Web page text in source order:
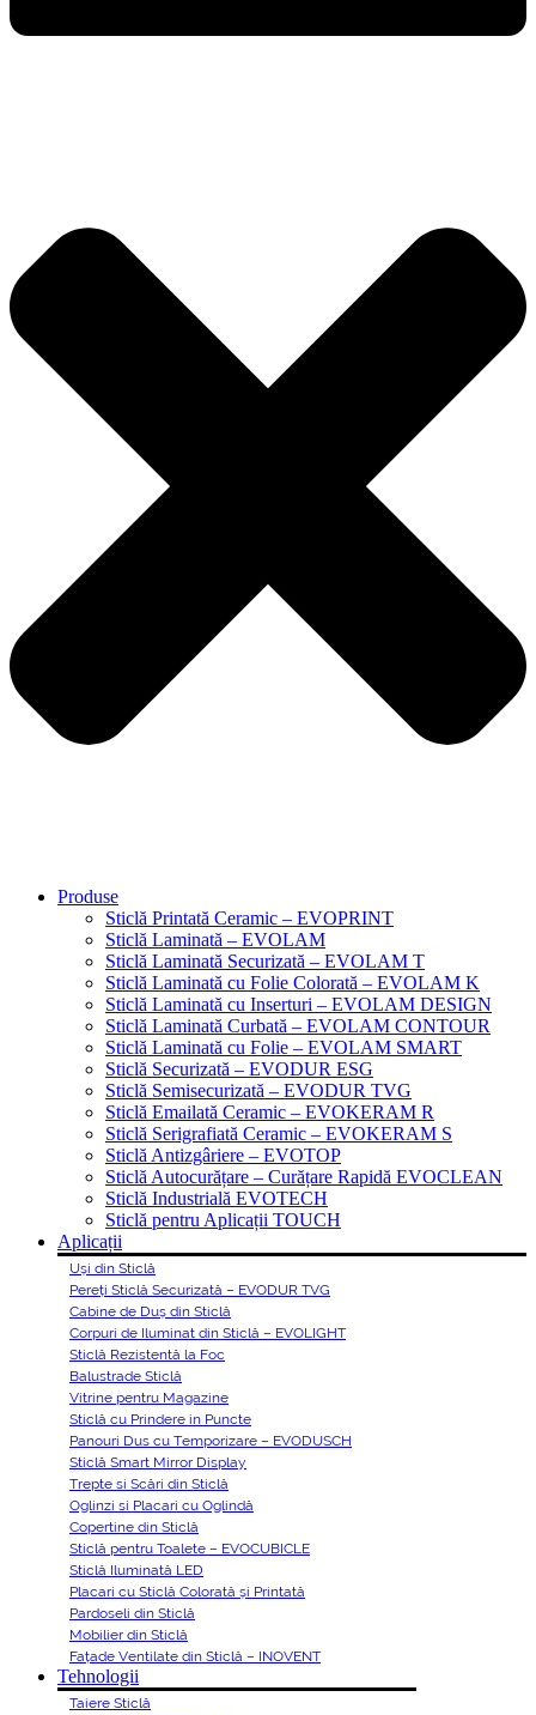
Produse
Sticlă Printată Ceramic – EVOPRINT
Sticlă Laminată – EVOLAM
Sticlă Laminată Securizată – EVOLAM T
Sticlă Laminată cu Folie Colorată – EVOLAM K
Sticlă Laminată cu Inserturi – EVOLAM DESIGN
Sticlă Laminată Curbată – EVOLAM CONTOUR
Sticlă Laminată cu Folie – EVOLAM SMART
Sticlă Securizată – EVODUR ESG
Sticlă Semisecurizată – EVODUR TVG
Sticlă Emailată Ceramic – EVOKERAM R
Sticlă Serigrafiată Ceramic – EVOKERAM S
Sticlă Antizgâriere – EVOTOP
Sticlă Autocurățare – Curățare Rapidă EVOCLEAN
Sticlă Industrială EVOTECH
Sticlă pentru Aplicații TOUCH
Aplicații
Uși din Sticlă
Pereți Sticlă Securizată – EVODUR TVG
Cabine de Duș din Sticlă
Corpuri de Iluminat din Sticlă – EVOLIGHT
Sticlă Rezistentă la Foc
Balustrade Sticlă
Vitrine pentru Magazine
Sticlă cu Prindere in Puncte
Panouri Dus cu Temporizare – EVODUSCH
Sticlă Smart Mirror Display
Trepte si Scări din Sticlă
Oglinzi si Placari cu Oglindă
Copertine din Sticlă
Sticlă pentru Toalete – EVOCUBICLE
Sticlă Iluminată LED
Placari cu Sticlă Colorată și Printată
Pardoseli din Sticlă
Mobilier din Sticlă
Fațade Ventilate din Sticlă – INOVENT
Tehnologii
Taiere Sticlă